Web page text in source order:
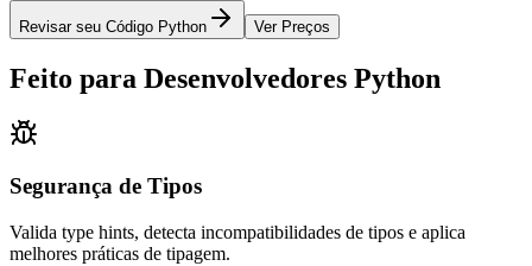
Revisar seu Código Python Ver Preços
Feito para Desenvolvedores Python
Segurança de Tipos
Valida type hints, detecta incompatibilidades de tipos e aplica
melhores práticas de tipagem.